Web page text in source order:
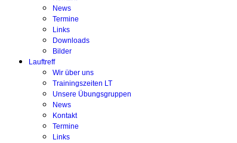
News
Termine
Links
Downloads
Bilder
Lauftreff
Wir über uns
Trainingszeiten LT
Unsere Übungsgruppen
News
Kontakt
Termine
Links